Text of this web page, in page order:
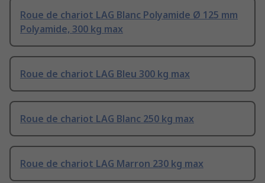
Roue de chariot LAG Blanc Polyamide Ø 125 mm
Polyamide, 300 kg max
Roue de chariot LAG Bleu 300 kg max
Roue de chariot LAG Blanc 250 kg max
Roue de chariot LAG Marron 230 kg max